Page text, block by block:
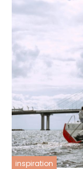
inspiration